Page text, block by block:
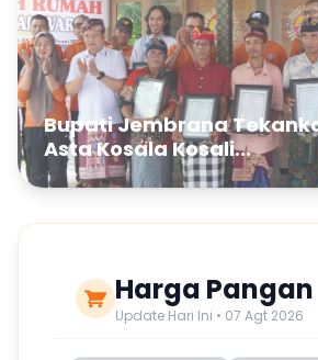
Bupati Jembrana
Asta Kosala Kosali...
Harga Pangan
Update Hari Ini • 07 Agt 2026